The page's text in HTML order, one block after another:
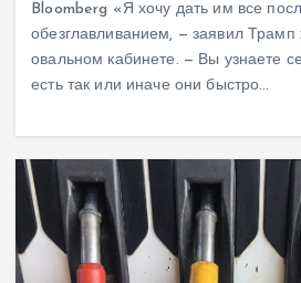
Bloomberg «Я хочу дать им все
обезглавливанием, — заявил Трамп
овальном кабинете. — Вы узнаете
есть так или иначе они быстро…